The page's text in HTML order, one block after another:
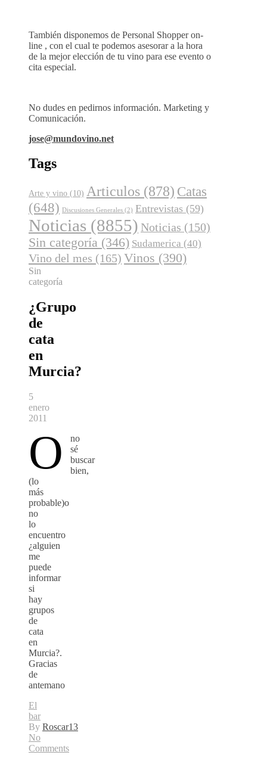
También disponemos de Personal Shopper on-
line , con el cual te podemos asesorar a la hora
de la mejor elección de tu vino para ese evento o
cita especial.
No dudes en pedirnos información. Marketing y
Comunicación.
jose@mundovino.net
Tags
Arte y vino (10) Articulos (878) Catas
(648) Discusiones Generales (2) Entrevistas (59)
Noticias (8855) Noticias (150)
Sin categoría (346) Sudamerica (40)
Vino del mes (165) Vinos (390)
Sin
categoría
¿Grupo
de
cata
en
Murcia?
5
enero
2011
O
no
sé
buscar
bien,
(lo
más
probable)o
no
lo
encuentro
¿alguien
me
puede
informar
si
hay
grupos
de
cata
en
Murcia?.
Gracias
de
antemano
El
bar
By Roscar13
No
Comments